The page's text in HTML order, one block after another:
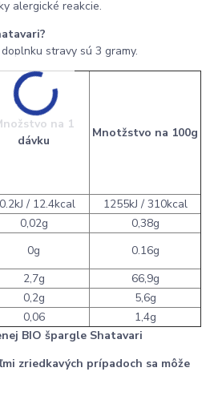
alergické reakcie.
stravy sú 3 gramy.
na 1
dávku
Mnotžstvo na 100g
/ 12.4kcal
1255kJ / 310kcal
0,02g
0,38g
0g
0.16g
2,7g
66,9g
0,2g
5,6g
0,06
1,4g
BIO špargle Shatavari
zriedkavých prípadoch sa môže